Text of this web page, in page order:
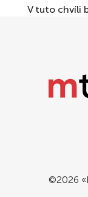
V tuto chvíli
©2026